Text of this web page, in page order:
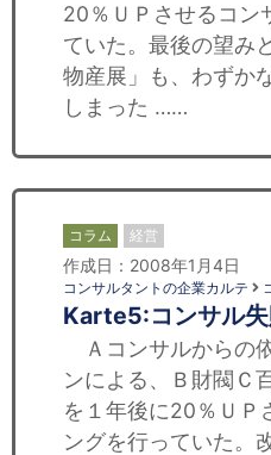
20％ＵＰさせるコン
ていた。最後の望み
物産展」も、わずか
しまった ……
コラム 経営
作成日：2008年1月4日
コンサルタントの企業カルテ
Karte5:コンサル
Ａコンサルからの
ンによる、Ｂ財閥Ｃ
を１年後に20％ＵＰ
ングを行っていた。